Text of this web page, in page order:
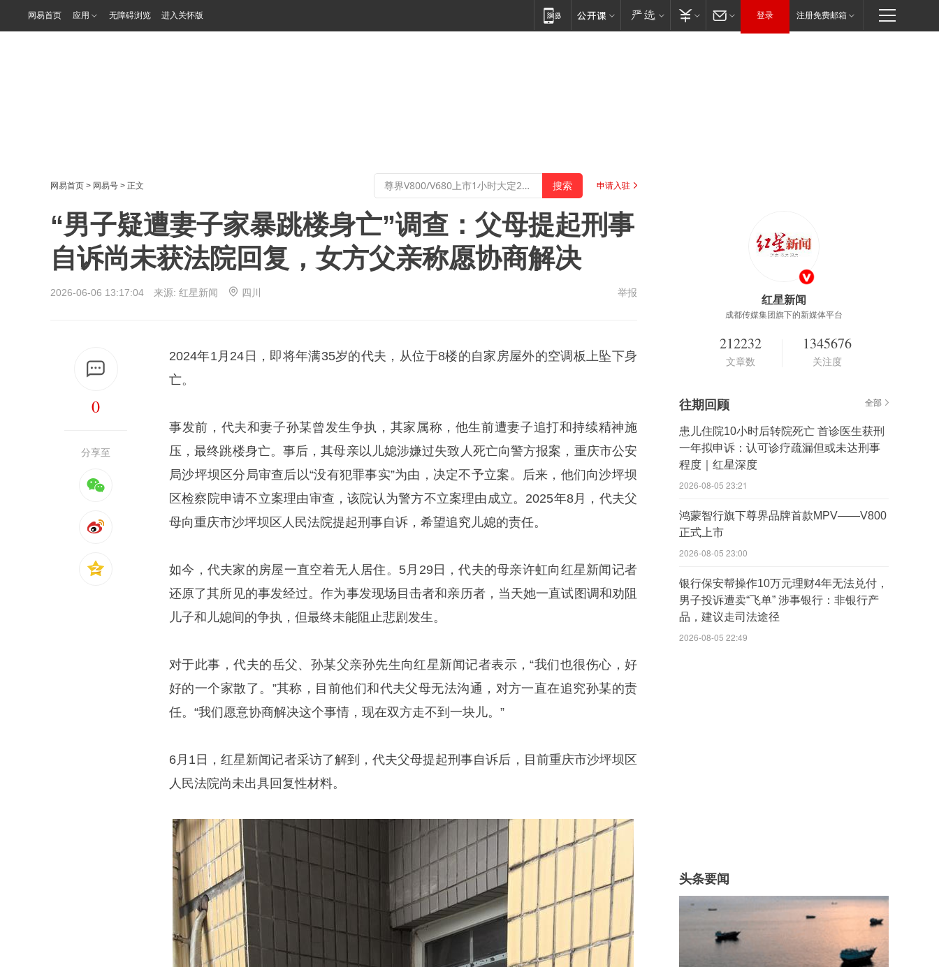
网易首页 应用 无障碍浏览 进入关怀版 登录 注册免费邮箱
网易首页 > 网易号 > 正文 申请入驻
“男子疑遭妻子家暴跳楼身亡”调查：父母提起刑事
自诉尚未获法院回复，女方父亲称愿协商解决
2026-06-06 13:17:04 来源: 红星新闻 四川 举报
0
分享至
2024年1月24日，即将年满35岁的代夫，从位于8楼的自家房屋外的空调板上坠下身
亡。
事发前，代夫和妻子孙某曾发生争执，其家属称，他生前遭妻子追打和持续精神施
压，最终跳楼身亡。事后，其母亲以儿媳涉嫌过失致人死亡向警方报案，重庆市公安
局沙坪坝区分局审查后以“没有犯罪事实”为由，决定不予立案。后来，他们向沙坪坝
区检察院申请不立案理由审查，该院认为警方不立案理由成立。2025年8月，代夫父
母向重庆市沙坪坝区人民法院提起刑事自诉，希望追究儿媳的责任。
如今，代夫家的房屋一直空着无人居住。5月29日，代夫的母亲许虹向红星新闻记者
还原了其所见的事发经过。作为事发现场目击者和亲历者，当天她一直试图调和劝阻
儿子和儿媳间的争执，但最终未能阻止悲剧发生。
对于此事，代夫的岳父、孙某父亲孙先生向红星新闻记者表示，“我们也很伤心，好
好的一个家散了。”其称，目前他们和代夫父母无法沟通，对方一直在追究孙某的责
任。“我们愿意协商解决这个事情，现在双方走不到一块儿。”
6月1日，红星新闻记者采访了解到，代夫父母提起刑事自诉后，目前重庆市沙坪坝区
人民法院尚未出具回复性材料。
红星新闻
成都传媒集团旗下的新媒体平台
212232
文章数
1345676
关注度
往期回顾 全部
患儿住院10小时后转院死亡 首诊医生获刑
一年拟申诉：认可诊疗疏漏但或未达刑事
程度｜红星深度
2026-08-05 23:21
鸿蒙智行旗下尊界品牌首款MPV——V800
正式上市
2026-08-05 23:00
银行保安帮操作10万元理财4年无法兑付，
男子投诉遭卖“飞单” 涉事银行：非银行产
品，建议走司法途径
2026-08-05 22:49
头条要闻